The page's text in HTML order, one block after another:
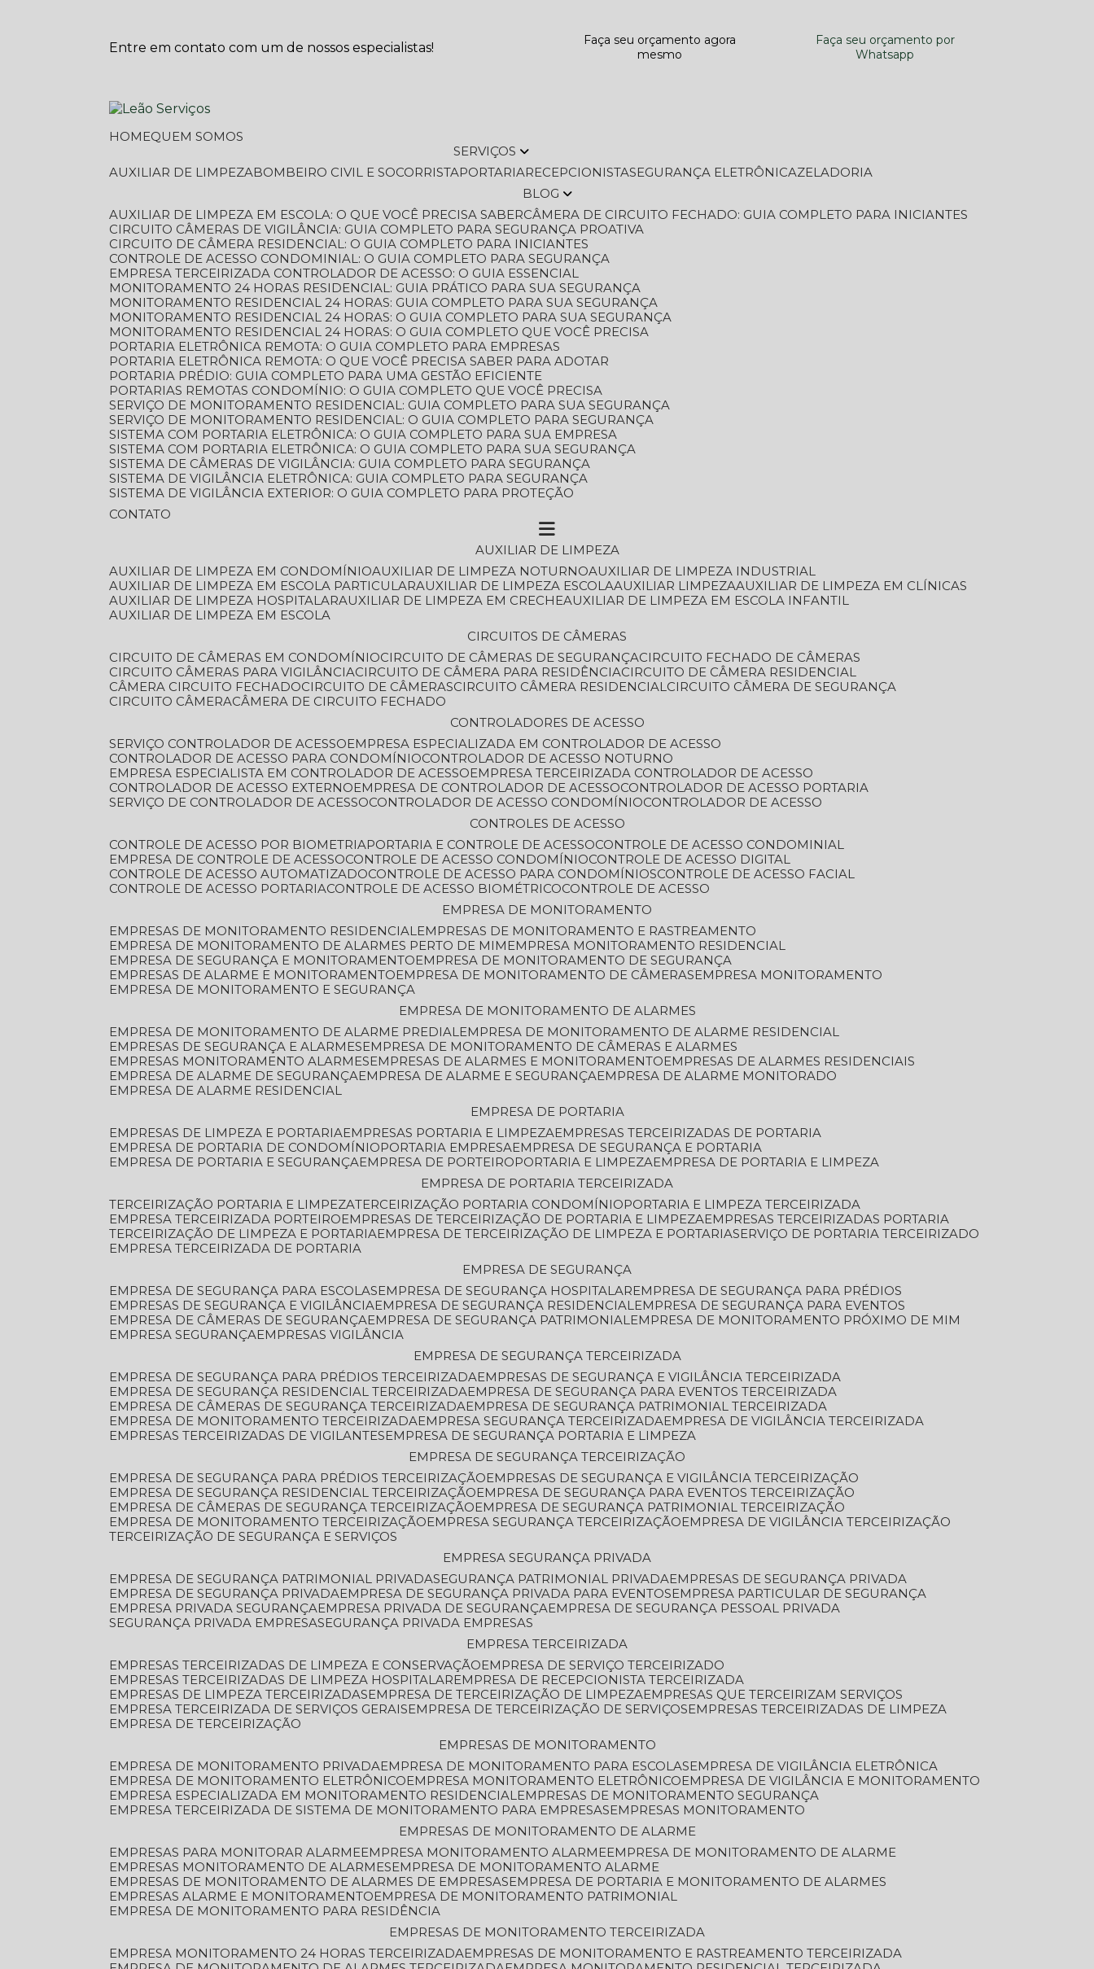
Entre em contato com um de nossos especialistas!
Faça seu orçamento agora
mesmo
Faça seu orçamento por
Whatsapp
HOME
QUEM SOMOS
SERVIÇOS
AUXILIAR DE LIMPEZA
BOMBEIRO CIVIL E SOCORRISTA PORTARIA RECEPCIONISTA SEGURANÇA ELETRÔNICA
ZELADORIA
BLOG
AUXILIAR DE LIMPEZA EM ESCOLA: O QUE VOCÊ PRECISA SABER
CÂMERA DE CIRCUITO FECHADO: GUIA COMPLETO PARA INICIANTES
CIRCUITO CÂMERAS DE VIGILÂNCIA: GUIA COMPLETO PARA SEGURANÇA PROATIVA
CIRCUITO DE CÂMERA RESIDENCIAL: O GUIA COMPLETO PARA INICIANTES
CONTROLE DE ACESSO CONDOMINIAL: O GUIA COMPLETO PARA SEGURANÇA
EMPRESA TERCEIRIZADA CONTROLADOR DE ACESSO: O GUIA ESSENCIAL
MONITORAMENTO 24 HORAS RESIDENCIAL: GUIA PRÁTICO PARA SUA SEGURANÇA
MONITORAMENTO RESIDENCIAL 24 HORAS: GUIA COMPLETO PARA SUA SEGURANÇA
MONITORAMENTO RESIDENCIAL 24 HORAS: O GUIA COMPLETO PARA SUA SEGURANÇA
MONITORAMENTO RESIDENCIAL 24 HORAS: O GUIA COMPLETO QUE VOCÊ PRECISA
PORTARIA ELETRÔNICA REMOTA: O GUIA COMPLETO PARA EMPRESAS
PORTARIA ELETRÔNICA REMOTA: O QUE VOCÊ PRECISA SABER PARA ADOTAR
PORTARIA PRÉDIO: GUIA COMPLETO PARA UMA GESTÃO EFICIENTE
PORTARIAS REMOTAS CONDOMÍNIO: O GUIA COMPLETO QUE VOCÊ PRECISA
SERVIÇO DE MONITORAMENTO RESIDENCIAL: GUIA COMPLETO PARA SUA SEGURANÇA
SERVIÇO DE MONITORAMENTO RESIDENCIAL: O GUIA COMPLETO PARA SEGURANÇA
SISTEMA COM PORTARIA ELETRÔNICA: O GUIA COMPLETO PARA SUA EMPRESA
SISTEMA COM PORTARIA ELETRÔNICA: O GUIA COMPLETO PARA SUA SEGURANÇA
SISTEMA DE CÂMERAS DE VIGILÂNCIA: GUIA COMPLETO PARA SEGURANÇA
SISTEMA DE VIGILÂNCIA ELETRÔNICA: GUIA COMPLETO PARA SEGURANÇA
SISTEMA DE VIGILÂNCIA EXTERIOR: O GUIA COMPLETO PARA PROTEÇÃO
CONTATO
AUXILIAR DE LIMPEZA
AUXILIAR DE LIMPEZA EM CONDOMÍNIO
AUXILIAR DE LIMPEZA NOTURNO
AUXILIAR DE LIMPEZA INDUSTRIAL
AUXILIAR DE LIMPEZA EM ESCOLA PARTICULAR
AUXILIAR DE LIMPEZA ESCOLA AUXILIAR LIMPEZA
AUXILIAR DE LIMPEZA EM CLÍNICAS
AUXILIAR DE LIMPEZA HOSPITALAR
AUXILIAR DE LIMPEZA EM CRECHE
AUXILIAR DE LIMPEZA EM ESCOLA INFANTIL
AUXILIAR DE LIMPEZA EM ESCOLA
CIRCUITOS DE CÂMERAS
CIRCUITO DE CÂMERAS EM CONDOMÍNIO
CIRCUITO DE CÂMERAS DE SEGURANÇA
CIRCUITO FECHADO DE CÂMERAS
CIRCUITO CÂMERAS PARA VIGILÂNCIA
CIRCUITO DE CÂMERA PARA RESIDÊNCIA
CIRCUITO DE CÂMERA RESIDENCIAL
CÂMERA CIRCUITO FECHADO
CIRCUITO DE CÂMERAS CIRCUITO CÂMERA RESIDENCIAL
CIRCUITO CÂMERA DE SEGURANÇA
CIRCUITO CÂMERA
CÂMERA DE CIRCUITO FECHADO
CONTROLADORES DE ACESSO
SERVIÇO CONTROLADOR DE ACESSO
EMPRESA ESPECIALIZADA EM CONTROLADOR DE ACESSO
CONTROLADOR DE ACESSO PARA CONDOMÍNIO
CONTROLADOR DE ACESSO NOTURNO
EMPRESA ESPECIALISTA EM CONTROLADOR DE ACESSO
EMPRESA TERCEIRIZADA CONTROLADOR DE ACESSO
CONTROLADOR DE ACESSO EXTERNO
EMPRESA DE CONTROLADOR DE ACESSO
CONTROLADOR DE ACESSO PORTARIA
SERVIÇO DE CONTROLADOR DE ACESSO
CONTROLADOR DE ACESSO CONDOMÍNIO
CONTROLADOR DE ACESSO
CONTROLES DE ACESSO
CONTROLE DE ACESSO POR BIOMETRIA
PORTARIA E CONTROLE DE ACESSO
CONTROLE DE ACESSO CONDOMINIAL
EMPRESA DE CONTROLE DE ACESSO
CONTROLE DE ACESSO CONDOMÍNIO
CONTROLE DE ACESSO DIGITAL
CONTROLE DE ACESSO AUTOMATIZADO
CONTROLE DE ACESSO PARA CONDOMÍNIOS
CONTROLE DE ACESSO FACIAL
CONTROLE DE ACESSO PORTARIA CONTROLE DE ACESSO BIOMÉTRICO
CONTROLE DE ACESSO
EMPRESA DE MONITORAMENTO
EMPRESAS DE MONITORAMENTO RESIDENCIAL
EMPRESAS DE MONITORAMENTO E RASTREAMENTO
EMPRESA DE MONITORAMENTO DE ALARMES PERTO DE MIM
EMPRESA MONITORAMENTO RESIDENCIAL
EMPRESA DE SEGURANÇA E MONITORAMENTO
EMPRESA DE MONITORAMENTO DE SEGURANÇA
EMPRESAS DE ALARME E MONITORAMENTO
EMPRESA DE MONITORAMENTO DE CÂMERAS
EMPRESA MONITORAMENTO
EMPRESA DE MONITORAMENTO E SEGURANÇA
EMPRESA DE MONITORAMENTO DE ALARMES
EMPRESA DE MONITORAMENTO DE ALARME PREDIAL
EMPRESA DE MONITORAMENTO DE ALARME RESIDENCIAL
EMPRESAS DE SEGURANÇA E ALARMES
EMPRESA DE MONITORAMENTO DE CÂMERAS E ALARMES
EMPRESAS MONITORAMENTO ALARMES
EMPRESAS DE ALARMES E MONITORAMENTO
EMPRESAS DE ALARMES RESIDENCIAIS
EMPRESA DE ALARME DE SEGURANÇA
EMPRESA DE ALARME E SEGURANÇA
EMPRESA DE ALARME MONITORADO
EMPRESA DE ALARME RESIDENCIAL
EMPRESA DE PORTARIA
EMPRESAS DE LIMPEZA E PORTARIA
EMPRESAS PORTARIA E LIMPEZA
EMPRESAS TERCEIRIZADAS DE PORTARIA
EMPRESA DE PORTARIA DE CONDOMÍNIO
PORTARIA EMPRESA
EMPRESA DE SEGURANÇA E PORTARIA
EMPRESA DE PORTARIA E SEGURANÇA
EMPRESA DE PORTEIRO PORTARIA E LIMPEZA
EMPRESA DE PORTARIA E LIMPEZA
EMPRESA DE PORTARIA TERCEIRIZADA
TERCEIRIZAÇÃO PORTARIA E LIMPEZA TERCEIRIZAÇÃO PORTARIA CONDOMÍNIO
PORTARIA E LIMPEZA TERCEIRIZADA
EMPRESA TERCEIRIZADA PORTEIRO
EMPRESAS DE TERCEIRIZAÇÃO DE PORTARIA E LIMPEZA
EMPRESAS TERCEIRIZADAS PORTARIA
TERCEIRIZAÇÃO DE LIMPEZA E PORTARIA
EMPRESA DE TERCEIRIZAÇÃO DE LIMPEZA E PORTARIA SERVIÇO DE PORTARIA TERCEIRIZADO
EMPRESA TERCEIRIZADA DE PORTARIA
EMPRESA DE SEGURANÇA
EMPRESA DE SEGURANÇA PARA ESCOLAS
EMPRESA DE SEGURANÇA HOSPITALAR
EMPRESA DE SEGURANÇA PARA PRÉDIOS
EMPRESAS DE SEGURANÇA E VIGILÂNCIA
EMPRESA DE SEGURANÇA RESIDENCIAL
EMPRESA DE SEGURANÇA PARA EVENTOS
EMPRESA DE CÂMERAS DE SEGURANÇA
EMPRESA DE SEGURANÇA PATRIMONIAL
EMPRESA DE MONITORAMENTO PRÓXIMO DE MIM
EMPRESA SEGURANÇA
EMPRESAS VIGILÂNCIA
EMPRESA DE SEGURANÇA TERCEIRIZADA
EMPRESA DE SEGURANÇA PARA PRÉDIOS TERCEIRIZADA
EMPRESAS DE SEGURANÇA E VIGILÂNCIA TERCEIRIZADA
EMPRESA DE SEGURANÇA RESIDENCIAL TERCEIRIZADA
EMPRESA DE SEGURANÇA PARA EVENTOS TERCEIRIZADA
EMPRESA DE CÂMERAS DE SEGURANÇA TERCEIRIZADA
EMPRESA DE SEGURANÇA PATRIMONIAL TERCEIRIZADA
EMPRESA DE MONITORAMENTO TERCEIRIZADA
EMPRESA SEGURANÇA TERCEIRIZADA
EMPRESA DE VIGILÂNCIA TERCEIRIZADA
EMPRESAS TERCEIRIZADAS DE VIGILANTES
EMPRESA DE SEGURANÇA PORTARIA E LIMPEZA
EMPRESA DE SEGURANÇA TERCEIRIZAÇÃO
EMPRESA DE SEGURANÇA PARA PRÉDIOS TERCEIRIZAÇÃO
EMPRESAS DE SEGURANÇA E VIGILÂNCIA TERCEIRIZAÇÃO
EMPRESA DE SEGURANÇA RESIDENCIAL TERCEIRIZAÇÃO
EMPRESA DE SEGURANÇA PARA EVENTOS TERCEIRIZAÇÃO
EMPRESA DE CÂMERAS DE SEGURANÇA TERCEIRIZAÇÃO
EMPRESA DE SEGURANÇA PATRIMONIAL TERCEIRIZAÇÃO
EMPRESA DE MONITORAMENTO TERCEIRIZAÇÃO
EMPRESA SEGURANÇA TERCEIRIZAÇÃO
EMPRESA DE VIGILÂNCIA TERCEIRIZAÇÃO
TERCEIRIZAÇÃO DE SEGURANÇA E SERVIÇOS
EMPRESA SEGURANÇA PRIVADA
EMPRESA DE SEGURANÇA PATRIMONIAL PRIVADA SEGURANÇA PATRIMONIAL PRIVADA
EMPRESAS DE SEGURANÇA PRIVADA
EMPRESA DE SEGURANÇA PRIVADA
EMPRESA DE SEGURANÇA PRIVADA PARA EVENTOS
EMPRESA PARTICULAR DE SEGURANÇA
EMPRESA PRIVADA SEGURANÇA
EMPRESA PRIVADA DE SEGURANÇA
EMPRESA DE SEGURANÇA PESSOAL PRIVADA
SEGURANÇA PRIVADA EMPRESA SEGURANÇA PRIVADA EMPRESAS
EMPRESA TERCEIRIZADA
EMPRESAS TERCEIRIZADAS DE LIMPEZA E CONSERVAÇÃO
EMPRESA DE SERVIÇO TERCEIRIZADO
EMPRESAS TERCEIRIZADAS DE LIMPEZA HOSPITALAR
EMPRESA DE RECEPCIONISTA TERCEIRIZADA
EMPRESAS DE LIMPEZA TERCEIRIZADAS
EMPRESA DE TERCEIRIZAÇÃO DE LIMPEZA
EMPRESAS QUE TERCEIRIZAM SERVIÇOS
EMPRESA TERCEIRIZADA DE SERVIÇOS GERAIS
EMPRESA DE TERCEIRIZAÇÃO DE SERVIÇOS
EMPRESAS TERCEIRIZADAS DE LIMPEZA
EMPRESA DE TERCEIRIZAÇÃO
EMPRESAS DE MONITORAMENTO
EMPRESA DE MONITORAMENTO PRIVADA
EMPRESA DE MONITORAMENTO PARA ESCOLAS
EMPRESA DE VIGILÂNCIA ELETRÔNICA
EMPRESA DE MONITORAMENTO ELETRÔNICO
EMPRESA MONITORAMENTO ELETRÔNICO
EMPRESA DE VIGILÂNCIA E MONITORAMENTO
EMPRESA ESPECIALIZADA EM MONITORAMENTO RESIDENCIAL
EMPRESAS DE MONITORAMENTO SEGURANÇA
EMPRESA TERCEIRIZADA DE SISTEMA DE MONITORAMENTO PARA EMPRESAS
EMPRESAS MONITORAMENTO
EMPRESAS DE MONITORAMENTO DE ALARME
EMPRESAS PARA MONITORAR ALARME
EMPRESA MONITORAMENTO ALARME
EMPRESA DE MONITORAMENTO DE ALARME
EMPRESAS MONITORAMENTO DE ALARMES
EMPRESA DE MONITORAMENTO ALARME
EMPRESAS DE MONITORAMENTO DE ALARMES DE EMPRESAS
EMPRESA DE PORTARIA E MONITORAMENTO DE ALARMES
EMPRESAS ALARME E MONITORAMENTO
EMPRESA DE MONITORAMENTO PATRIMONIAL
EMPRESA DE MONITORAMENTO PARA RESIDÊNCIA
EMPRESAS DE MONITORAMENTO TERCEIRIZADA
EMPRESA MONITORAMENTO 24 HORAS TERCEIRIZADA
EMPRESAS DE MONITORAMENTO E RASTREAMENTO TERCEIRIZADA